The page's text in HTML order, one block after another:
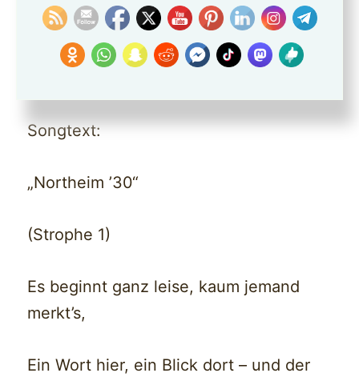
si=Jwm9W8weP61SszS7
Songtext:
„Northeim ’30“
(Strophe 1)
Es beginnt ganz leise, kaum jemand
merkt’s,
Ein Wort hier, ein Blick dort – und der